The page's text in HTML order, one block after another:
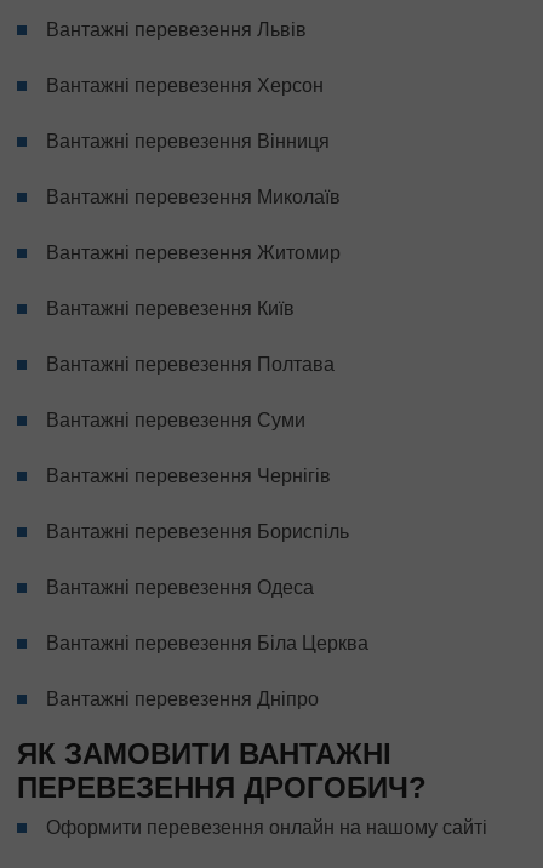
Вантажні перевезення Львів
Вантажні перевезення Херсон
Вантажні перевезення Вінниця
Вантажні перевезення Миколаїв
Вантажні перевезення Житомир
Вантажні перевезення Київ
Вантажні перевезення Полтава
Вантажні перевезення Суми
Вантажні перевезення Чернігів
Вантажні перевезення Бориспіль
Вантажні перевезення Одеса
Вантажні перевезення Біла Церква
Вантажні перевезення Дніпро
ЯК ЗАМОВИТИ ВАНТАЖНІ
ПЕРЕВЕЗЕННЯ ДРОГОБИЧ?
Оформити перевезення онлайн на нашому сайті